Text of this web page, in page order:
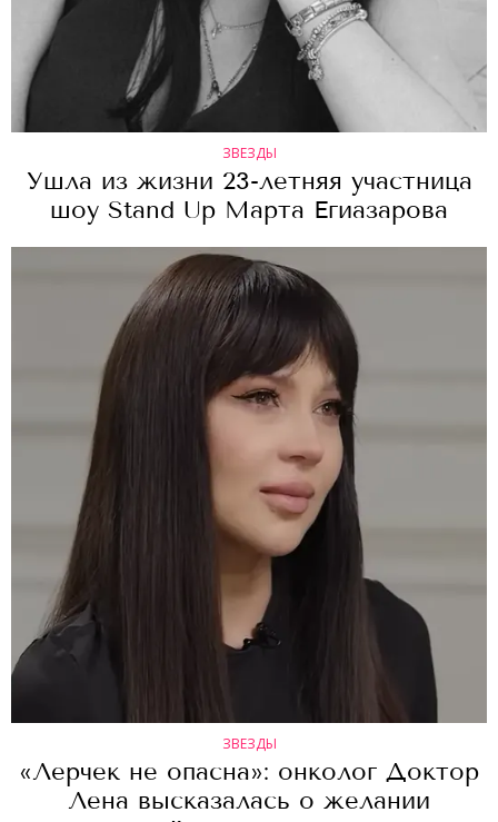
ЗВЕЗДЫ
Ушла из жизни 23-летняя участница
шоу Stand Up Марта Егиазарова
ЗВЕЗДЫ
«Лерчек не опасна»: онколог Доктор
Лена высказалась о желании